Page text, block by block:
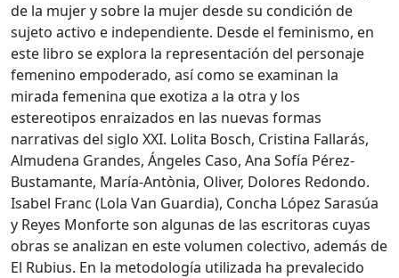
de la mujer y sobre la mujer desde su condición de
sujeto activo e independiente. Desde el feminismo, en
este libro se explora la representación del personaje
femenino empoderado, así como se examinan la
mirada femenina que exotiza a la otra y los
estereotipos enraizados en las nuevas formas
narrativas del siglo XXI. Lolita Bosch, Cristina Fallarás,
Almudena Grandes, Ángeles Caso, Ana Sofía Pérez-
Bustamante, María-Antònia, Oliver, Dolores Redondo.
Isabel Franc (Lola Van Guardia), Concha López Sarasúa
y Reyes Monforte son algunas de las escritoras cuyas
obras se analizan en este volumen colectivo, además de
El Rubius. En la metodología utilizada ha prevalecido